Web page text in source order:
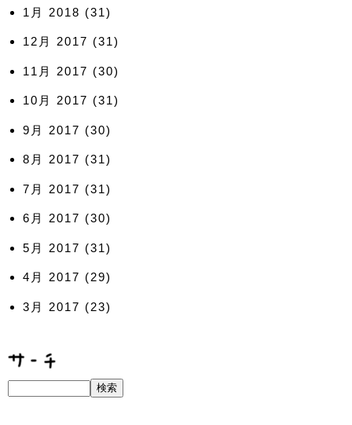
1月 2018 (31)
12月 2017 (31)
11月 2017 (30)
10月 2017 (31)
9月 2017 (30)
8月 2017 (31)
7月 2017 (31)
6月 2017 (30)
5月 2017 (31)
4月 2017 (29)
3月 2017 (23)